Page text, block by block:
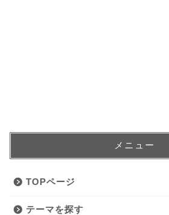
メニュー
TOPページ
テーマを探す